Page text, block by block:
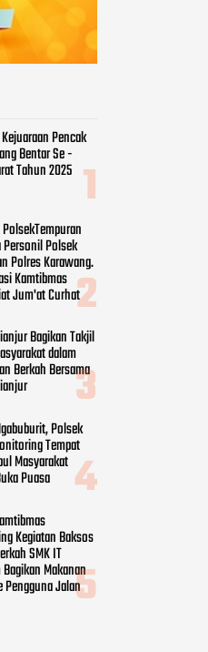
Pencak
Bentar Se -
Tahun 2025
Polsek
Polres Karawang.
Kamtibmas
Jum'at Curhat
Bagikan Takjil
dalam
Berkah Bersama
Polsek
Tempat
Masyarakat
Puasa
Kegiatan Baksos
SMK IT
Makanan
Pengguna Jalan